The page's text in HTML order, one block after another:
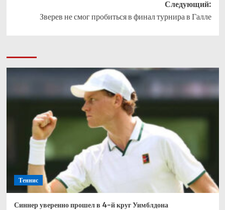
Следующий:
Зверев не смог пробиться в финал турнира в Галле
Теннис
Синнер уверенно прошел в 4-й круг Уимблдона